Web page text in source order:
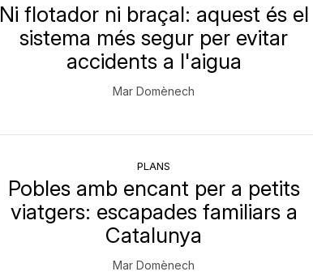
Ni flotador ni braçal: aquest és el
sistema més segur per evitar
accidents a l'aigua
Mar Domènech
PLANS
Pobles amb encant per a petits
viatgers: escapades familiars a
Catalunya
Mar Domènech